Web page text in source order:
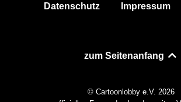
Datenschutz Impressum
zum Seitenanfang
© Cartoonlobby e.V. 2026